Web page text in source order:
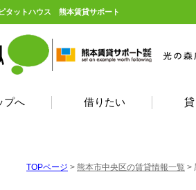
タットハウス 熊本賃貸サポート
プへ 借りたい
TOPページ > 熊本市中央区の賃貸情報一覧 >